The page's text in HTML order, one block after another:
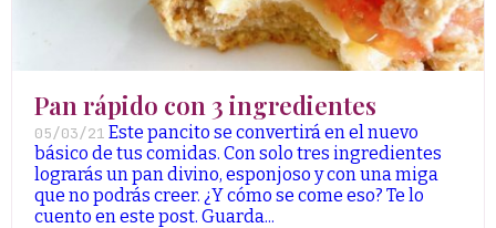
Pan rápido con 3 ingredientes
05/03/21 Este pancito se convertirá en el nuevo
básico de tus comidas. Con solo tres ingredientes
lograrás un pan divino, esponjoso y con una miga
que no podrás creer. ¿Y cómo se come eso? Te lo
cuento en este post. Guarda...